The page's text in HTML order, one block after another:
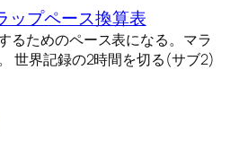
ップペース換算表
るためのペース表になる。マラ
世界記録の2時間を切る(サブ2)